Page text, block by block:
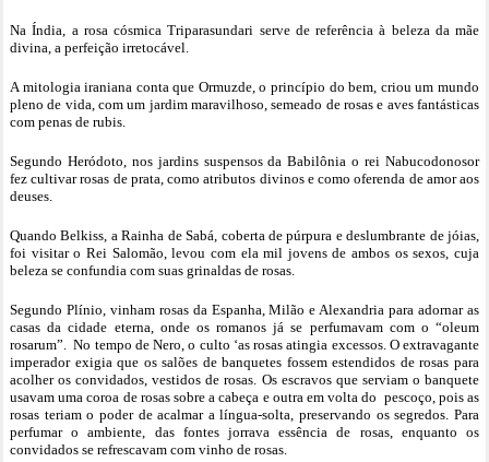
Na Índia, a rosa cósmica Triparasundari serve de referência à beleza da mãe
divina, a perfeição irretocável.
A mitologia iraniana conta que Ormuzde, o princípio do bem, criou um mundo
pleno de vida, com um jardim maravilhoso, semeado de rosas e aves fantásticas
com penas de rubis.
Segundo Heródoto, nos jardins suspensos da Babilônia o rei Nabucodonosor
fez cultivar rosas de prata, como atributos divinos e como oferenda de amor aos
deuses.
Quando Belkiss, a Rainha de Sabá, coberta de púrpura e deslumbrante de jóias,
foi visitar o Rei Salomão, levou com ela mil jovens de ambos os sexos, cuja
beleza se confundia com suas grinaldas de rosas.
Segundo Plínio, vinham rosas da Espanha, Milão e Alexandria para adornar as
casas da cidade eterna, onde os romanos já se perfumavam com o “oleum
rosarum”. No tempo de Nero, o culto ‘as rosas atingia excessos. O extravagante
imperador exigia que os salões de banquetes fossem estendidos de rosas para
acolher os convidados, vestidos de rosas. Os escravos que serviam o banquete
usavam uma coroa de rosas sobre a cabeça e outra em volta do pescoço, pois as
rosas teriam o poder de acalmar a língua-solta, preservando os segredos. Para
perfumar o ambiente, das fontes jorrava essência de rosas, enquanto os
convidados se refrescavam com vinho de rosas.